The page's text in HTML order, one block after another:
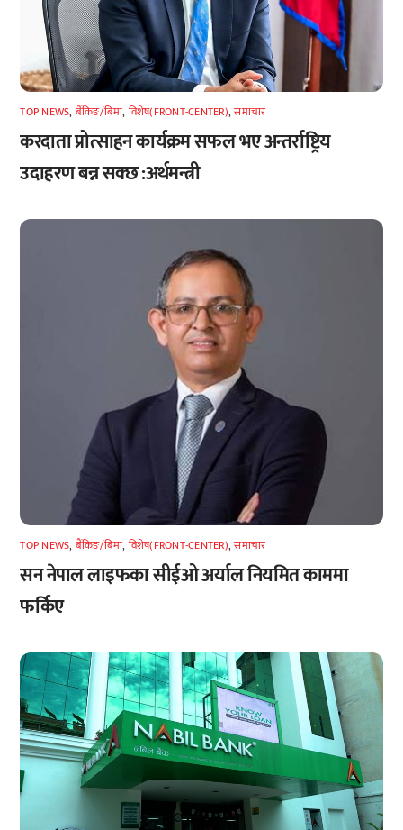
TOP NEWS, बैंकिङ/बिमा, विशेष(FRONT-CENTER),समाचार
करदाता प्रोत्साहन कार्यक्रम सफल भए अन्तर्राष्ट्रिय
उदाहरण बन्न सक्छ :अर्थमन्त्री
TOP NEWS, बैंकिङ/बिमा, विशेष(FRONT-CENTER),समाचार
सन नेपाल लाइफका सीईओ अर्याल नियमित काममा
फर्किए